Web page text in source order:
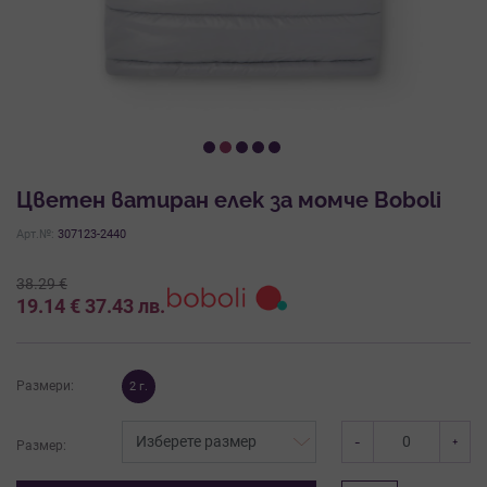
Цветен ватиран елек за момче Boboli
Арт.№: 307123-2440
38.29€
19.14 € 37.43лв.
Размери: 2 г.
Размер: - +